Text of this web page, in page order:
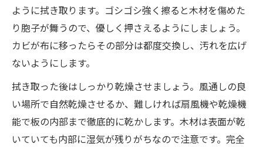
ように拭き取ります。ゴシゴシ強く擦ると木材を傷めた
り胞子が舞うので、優しく押さえるようにしましょう。
カビが布に移ったらその部分は都度交換し、汚れを広げ
ないようにします。
拭き取った後はしっかり乾燥させましょう。風通しの良
い場所で自然乾燥させるか、難しければ扇風機や乾燥機
能で板の内部まで徹底的に乾かします。木材は表面が乾
いていても内部に湿気が残りがちなので注意です。完全